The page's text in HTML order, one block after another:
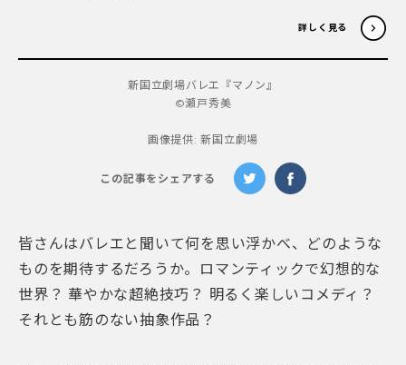
詳しく見る
新国立劇場バレエ『マノン』
©瀬戸秀美
画像提供: 新国立劇場
この記事をシェアする
皆さんはバレエと聞いて何を思い浮かべ、どのような
ものを期待するだろうか。ロマンティックで幻想的な
世界？ 華やかな超絶技巧？ 明るく楽しいコメディ？
それとも筋のない抽象作品？